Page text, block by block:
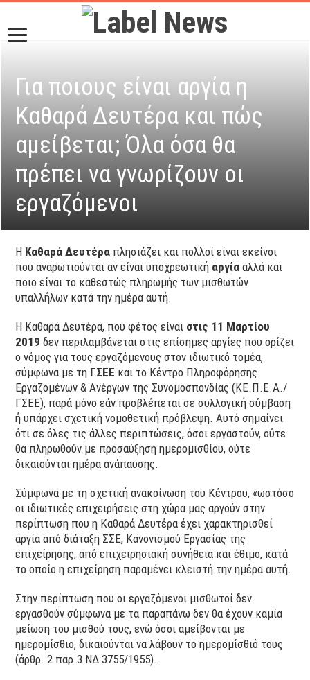
Για ποιους είναι αργία η
Καθαρά Δευτέρα και πώς
αμείβεται; Όλα όσα θα
πρέπει να γνωρίζουν οι
εργαζόμενοι
Η Καθαρά Δευτέρα πλησιάζει και πολλοί είναι εκείνοι
που αναρωτιούνται αν είναι υποχρεωτική αργία αλλά και
ποιο είναι το καθεστώς πληρωμής των μισθωτών
υπαλλήλων κατά την ημέρα αυτή.
H Καθαρά Δευτέρα, που φέτος είναι στις 11 Μαρτίου
2019 δεν περιλαμβάνεται στις επίσημες αργίες που ορίζει
ο νόμος για τους εργαζόμενους στον ιδιωτικό τομέα,
σύμφωνα με τη ΓΣΕΕ και το Κέντρο Πληροφόρησης
Εργαζομένων & Ανέργων της Συνομοσπονδίας (ΚΕ.Π.Ε.Α./
ΓΣΕΕ), παρά μόνο εάν προβλέπεται σε συλλογική σύμβαση
ή υπάρχει σχετική νομοθετική πρόβλεψη. Αυτό σημαίνει
ότι σε όλες τις άλλες περιπτώσεις, όσοι εργαστούν, ούτε
θα πληρωθούν με προσαύξηση ημερομισθίου, ούτε
δικαιούνται ημέρα ανάπαυσης.
Σύμφωνα με τη σχετική ανακοίνωση του Κέντρου, «ωστόσο
οι ιδιωτικές επιχειρήσεις στη χώρα μας αργούν στην
περίπτωση που η Καθαρά Δευτέρα έχει χαρακτηρισθεί
αργία από διάταξη ΣΣΕ, Κανονισμού Εργασίας της
επιχείρησης, από επιχειρησιακή συνήθεια και έθιμο, κατά
το οποίο η επιχείρηση παραμένει κλειστή την ημέρα αυτή.
Στην περίπτωση που οι εργαζόμενοι μισθωτοί δεν
εργασθούν σύμφωνα με τα παραπάνω δεν θα έχουν καμία
μείωση του μισθού τους, ενώ όσοι αμείβονται με
ημερομίσθιο, δικαιούνται να λάβουν το ημερομίσθιό τους
(άρθρ. 2 παρ.3 ΝΔ 3755/1955).